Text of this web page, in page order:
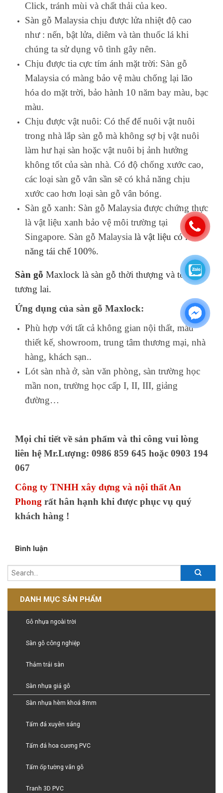
Click, tránh mùi và chất thải của keo.
Sàn gỗ Malaysia chịu được lửa nhiệt độ cao
như : nến, bật lửa, diêm và tàn thuốc lá khi
chúng ta sử dụng vô tình gây nên.
Chịu được tia cực tím ánh mặt trời: Sàn gỗ
Malaysia có màng bảo vệ màu chống lại lão
hóa do mặt trời, bảo hành 10 năm bay màu, bạc
màu.
Chịu được vật nuôi: Có thể để nuôi vật nuôi
trong nhà lắp sàn gỗ mà không sợ bị vật nuôi
làm hư hại sàn hoặc vật nuôi bị ảnh hưởng
không tốt của sàn nhà. Có độ chống xước cao,
các loại sàn gỗ vân sần sẽ có khả năng chịu
xước cao hơn loại sàn gỗ vân bóng.
Sàn gỗ xanh: Sàn gỗ Malaysia được chứng thực
là vật liệu xanh bảo vệ môi trường tại
Singapore. Sàn gỗ Malaysia là vật liệu có khả
năng tái chế 100%.
Sàn gỗ Maxlock là sàn gỗ thời thượng và tốt cho
tương lai.
Ứng dụng của sàn gỗ Maxlock:
Phù hợp với tất cả không gian nội thất, mẫu
thiết kế, showroom, trung tâm thương mại, nhà
hàng, khách sạn..
Lót sàn nhà ở, sàn văn phòng, sàn trường học
mần non, trường học cấp I, II, III, giảng
đường…
Mọi chi tiết về sản phẩm và thi công vui lòng
liên hệ Mr.Lượng: 0986 859 645 hoặc 0903 194
067
Công ty TNHH xây dựng và nội thất An
Phong rất hân hạnh khi được phục vụ quý
khách hàng !
Bình luận
DANH MỤC SẢN PHẨM
Gỗ nhựa ngoài trời
Sàn gỗ công nghiệp
Thảm trải sàn
Sàn nhựa giả gỗ
Sàn nhựa hèm khoá 8mm
Tấm đá xuyên sáng
Tấm đá hoa cương PVC
Tấm ốp tường vân gỗ
Tranh 3D PVC